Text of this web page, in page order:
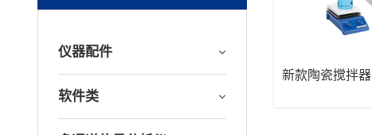
仪器配件
软件类
新款陶瓷搅拌器